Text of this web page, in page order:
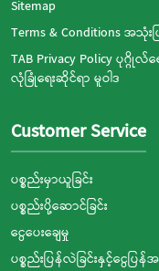
Sitemap
Terms & Conditions အသုံး
TAB Privacy Policy ပုဂ္
လုံခြုံရေးဆိုင်ရာ မူဝါဒ
Customer Service
ပစ္စည်းမှာယူခြင်း
ပစ္စည်းပို့ဆောင်ခြင်း
ငွေပေးချေမှု
ပစ္စည်းပြန်လဲခြင်းနှင့်ငွေပြန်အ